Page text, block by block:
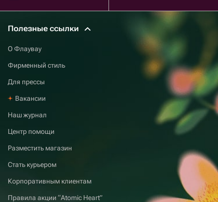
Полезные ссылки
О Флаувау
Фирменный стиль
Для прессы
Вакансии
Наш журнал
Центр помощи
Разместить магазин
Стать курьером
Корпоративным клиентам
Правила акции “Atomic Heart”